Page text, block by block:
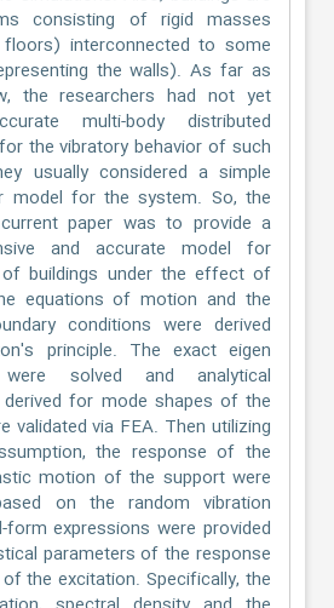
consisting of rigid masses
interconnected to some
the walls). As far as
the researchers had not yet
multi-body distributed
the vibratory behavior of such
usually considered a simple
model for the system. So, the
paper was to provide a
and accurate model for
of buildings under the effect of
equations of motion and the
conditions were derived
principle. The exact eigen
solved and analytical
for mode shapes of the
validated via FEA. Then utilizing
the response of the
motion of the support were
on the random vibration
expressions were provided
parameters of the response
the excitation. Specifically, the